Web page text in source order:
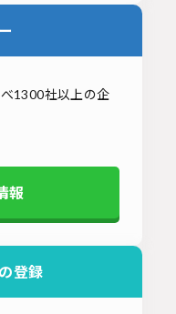
1300社以上の企
報
登録